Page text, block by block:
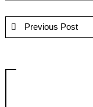
Previous Post